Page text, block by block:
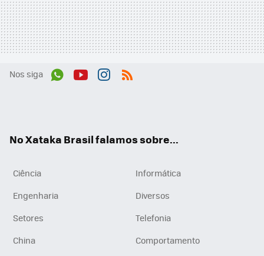
Nos siga
No Xataka Brasil falamos sobre...
Ciência
Informática
Engenharia
Diversos
Setores
Telefonia
China
Comportamento